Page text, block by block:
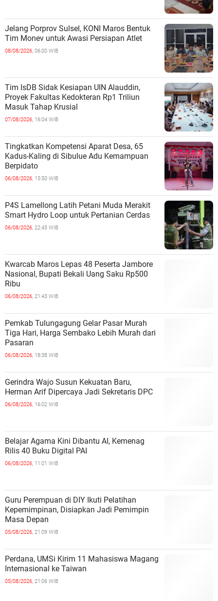
Jelang Porprov Sulsel, KONI Maros Bentuk
Tim Monev untuk Awasi Persiapan Atlet
08/08/2026, 06:00 WIB
Tim IsDB Sidak Kesiapan UIN Alauddin,
Proyek Fakultas Kedokteran Rp1 Triliun
Masuk Tahap Krusial
07/08/2026, 16:04 WIB
Tingkatkan Kompetensi Aparat Desa, 65
Kadus-Kaling di Sibulue Adu Kemampuan
Berpidato
06/08/2026, 15:50 WIB
P4S Lamellong Latih Petani Muda Merakit
Smart Hydro Loop untuk Pertanian Cerdas
06/08/2026, 22:43 WIB
Kwarcab Maros Lepas 48 Peserta Jambore
Nasional, Bupati Bekali Uang Saku Rp500
Ribu
06/08/2026, 21:43 WIB
Pemkab Tulungagung Gelar Pasar Murah
Tiga Hari, Harga Sembako Lebih Murah dari
Pasaran
06/08/2026, 18:38 WIB
Gerindra Wajo Susun Kekuatan Baru,
Herman Arif Dipercaya Jadi Sekretaris DPC
06/08/2026, 16:02 WIB
Belajar Agama Kini Dibantu AI, Kemenag
Rilis 40 Buku Digital PAI
06/08/2026, 11:01 WIB
Guru Perempuan di DIY Ikuti Pelatihan
Kepemimpinan, Disiapkan Jadi Pemimpin
Masa Depan
05/08/2026, 21:09 WIB
Perdana, UMSi Kirim 11 Mahasiswa Magang
Internasional ke Taiwan
05/08/2026, 21:06 WIB